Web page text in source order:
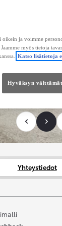
Yhteystiedot
ja voimme
myös tietoja
Katso lisätietoja
Hyväksyn